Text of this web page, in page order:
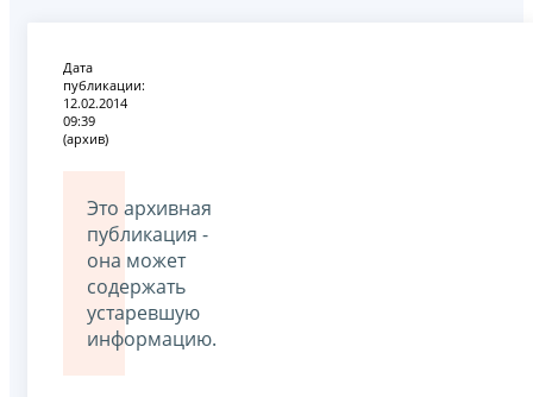
Дата
публикации:
12.02.2014
09:39
(архив)
Это архивная
публикация -
она может
содержать
устаревшую
информацию.